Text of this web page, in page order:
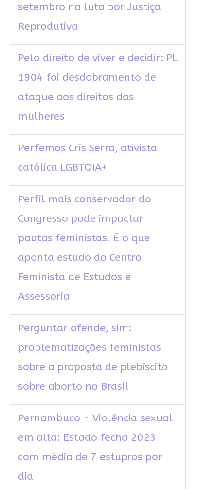
setembro na luta por Justiça
Reprodutiva
Pelo direito de viver e decidir: PL
1904 foi desdobramento de
ataque aos direitos das
mulheres
Perfemos Cris Serra, ativista
católica LGBTQIA+
Perfil mais conservador do
Congresso pode impactar
pautas feministas. É o que
aponta estudo do Centro
Feminista de Estudos e
Assessoria
Perguntar ofende, sim:
problematizações feministas
sobre a proposta de plebiscito
sobre aborto no Brasil
Pernambuco - Violência sexual
em alta: Estado fecha 2023
com média de 7 estupros por
dia